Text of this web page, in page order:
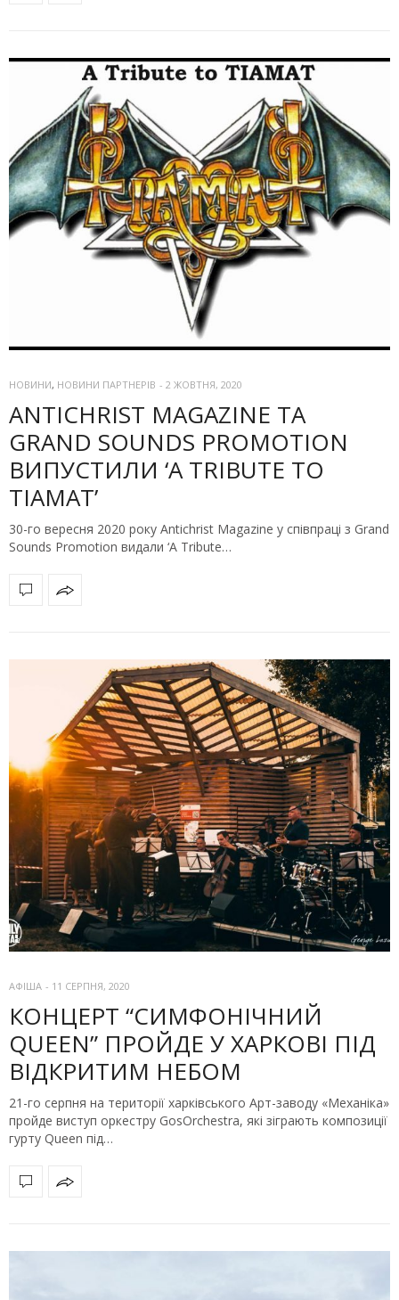
НОВИНИ, НОВИНИ ПАРТНЕРІВ - 2 ЖОВТНЯ, 2020
ANTICHRIST MAGAZINE ТА
GRAND SOUNDS PROMOTION
ВИПУСТИЛИ ‘A TRIBUTE TO
TIAMAT’
30-го вересня 2020 року Antichrist Magazine у співпраці з Grand
Sounds Promotion видали ‘A Tribute…
АФІША - 11 СЕРПНЯ, 2020
КОНЦЕРТ “СИМФОНІЧНИЙ
QUEEN” ПРОЙДЕ У ХАРКОВІ ПІД
ВІДКРИТИМ НЕБОМ
21-го серпня на території харківського Арт-заводу «Механіка»
пройде виступ оркестру GosОrchestra, які зіграють композиції
гурту Queen під…